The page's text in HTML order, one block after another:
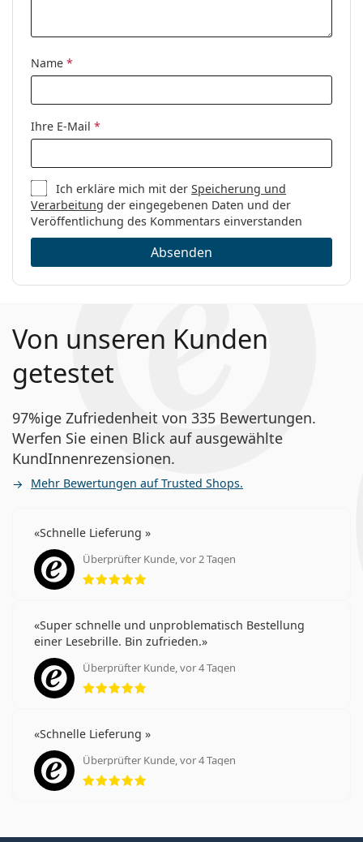
Marke:
Tommy Hilfiger
Code:
Name *
Ihre E-Mail *
Ich erkläre mich mit derSpeicherung und
Verarbeitung der eingegebenen Daten und der
Veröffentlichung des Kommentars einverstanden
Absenden
Von unseren Kunden
getestet
97%ige Zufriedenheit von 335 Bewertungen.
Werfen Sie einen Blick auf ausgewählte
KundInnenrezensionen.
Mehr Bewertungen auf Trusted Shops.
Schnelle Lieferung
Überprüfter Kunde, vor 2 Tagen
Bewertung 5 aus 5
Super schnelle und unproblematisch Bestellung
einer Lesebrille. Bin zufrieden.
Überprüfter Kunde, vor 4 Tagen
Bewertung 5 aus 5
Schnelle Lieferung
Überprüfter Kunde, vor 4 Tagen
Bewertung 5 aus 5